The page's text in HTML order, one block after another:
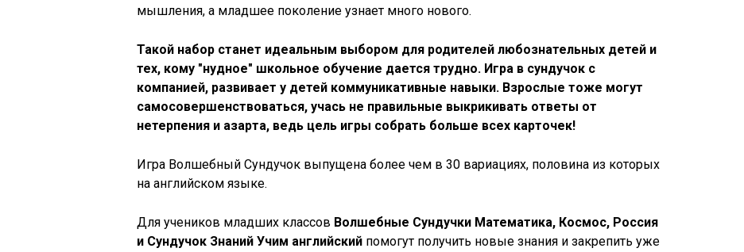
мышления, а младшее поколение узнает много нового.
Такой набор станет идеальным выбором для родителей любознательных детей и
тех, кому "нудное" школьное обучение дается трудно. Игра в сундучок с
компанией, развивает у детей коммуникативные навыки. Взрослые тоже могут
самосовершенствоваться, учась не правильные выкрикивать ответы от
нетерпения и азарта, ведь цель игры собрать больше всех карточек!
Игра Волшебный Сундучок выпущена более чем в 30 вариациях, половина из которых
на английском языке.
Для учеников младших классов Волшебные Сундучки Математика, Космос, Россия
и Сундучок Знаний Учим английский помогут получить новые знания и закрепить уже